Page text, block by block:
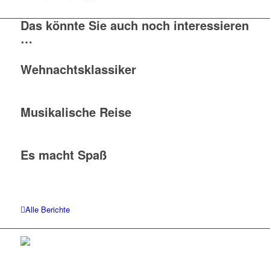
Das könnte Sie auch noch interessieren
…
Wehnachtsklassiker
Musikalische Reise
Es macht Spaß
Alle Berichte